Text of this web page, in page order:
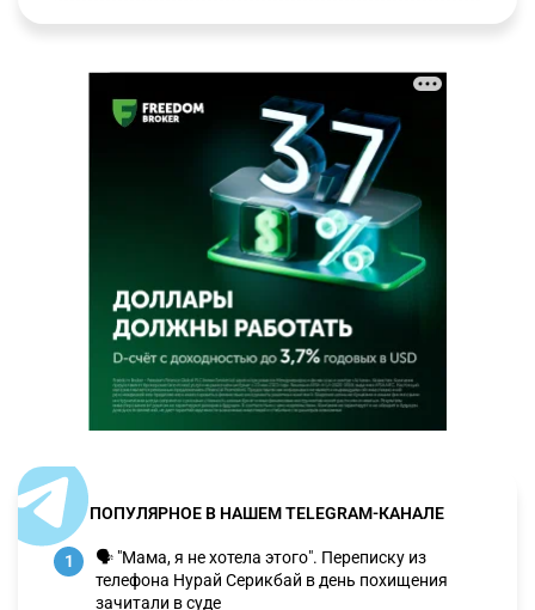
ПОПУЛЯРНОЕ В НАШЕМ TELEGRAM-КАНАЛЕ
1
🗣 "Мама, я не хотела этого". Переписку из
телефона Нурай Серикбай в день похищения
зачитали в суде